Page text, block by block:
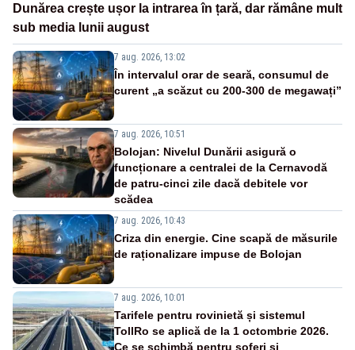
Dunărea crește ușor la intrarea în țară, dar rămâne mult
sub media lunii august
7 aug. 2026, 13:02
În intervalul orar de seară, consumul de
curent „a scăzut cu 200-300 de megawați”
7 aug. 2026, 10:51
Bolojan: Nivelul Dunării asigură o
funcționare a centralei de la Cernavodă
de patru-cinci zile dacă debitele vor
scădea
7 aug. 2026, 10:43
Criza din energie. Cine scapă de măsurile
de raționalizare impuse de Bolojan
7 aug. 2026, 10:01
Tarifele pentru rovinietă și sistemul
TollRo se aplică de la 1 octombrie 2026.
Ce se schimbă pentru șoferi și